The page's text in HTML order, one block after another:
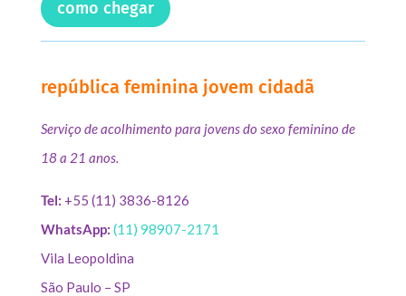
como chegar
república feminina jovem cidadã
Serviço de acolhimento para jovens do sexo feminino de
18 a 21 anos.
Tel: +55 (11) 3836-8126
WhatsApp: (11) 98907-2171
Vila Leopoldina
São Paulo – SP